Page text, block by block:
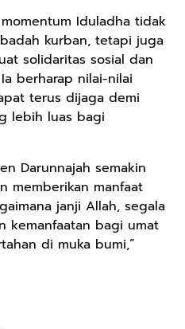
Iduladha tidak
kurban, tetapi juga
solidaritas sosial dan
berharap nilai-nilai
terus dijaga demi
lebih luas bagi
Darunnajah semakin
memberikan manfaat
janji Allah, segala
kemanfaatan bagi umat
di muka bumi,”